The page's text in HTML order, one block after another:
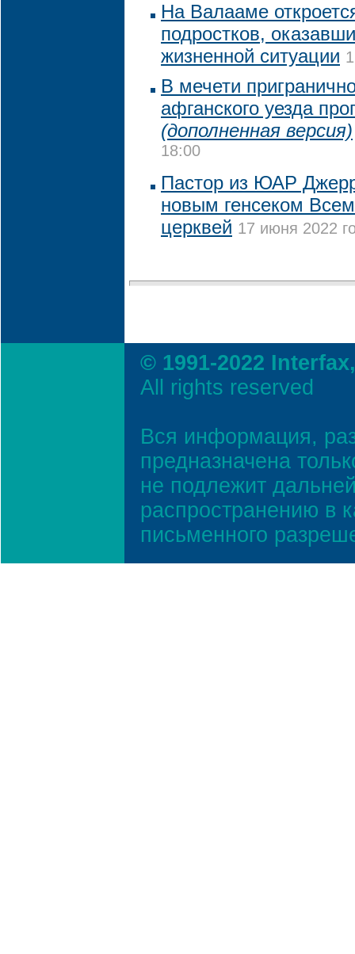
На Валааме
подростков,
жизненной ситуации
В мечети
афганского уезда
(дополненная версия)
18:00
Пастор из ЮАР
новым генсеком
церквей 17 июня 2022
© 1991-2022
All rights reserved
Вся информация,
предназначена
не подлежит
распространению в
письменного